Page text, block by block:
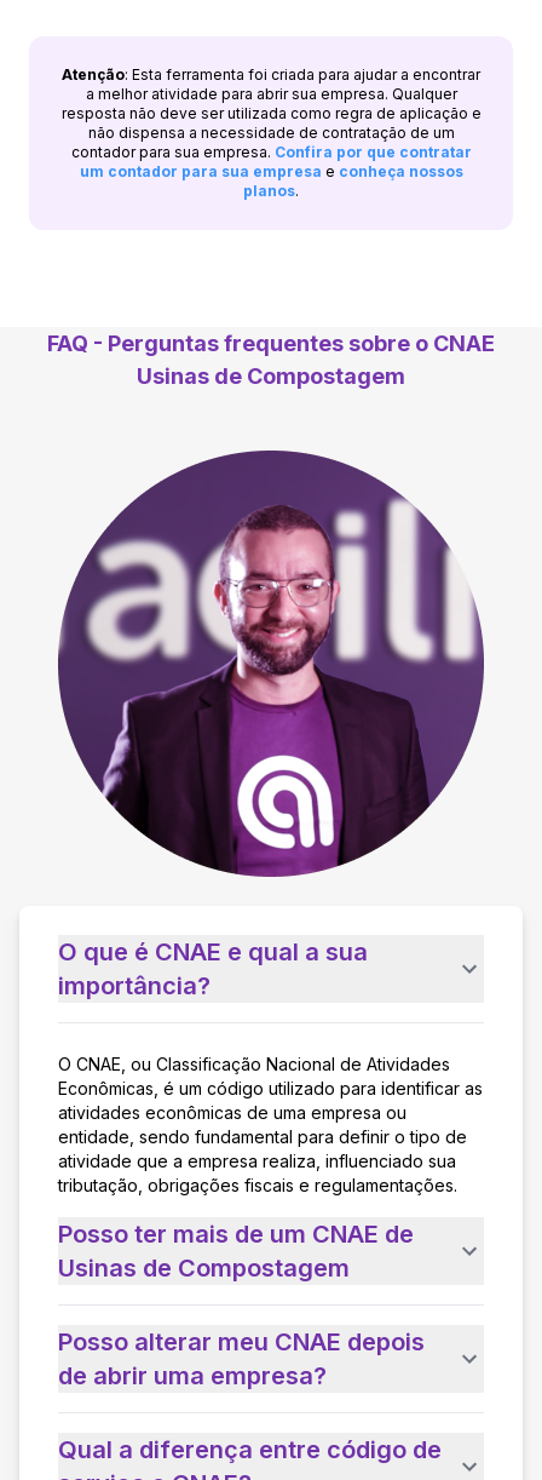
Atenção: Esta ferramenta foi criada para ajudar a encontrar
a melhor atividade para abrir sua empresa. Qualquer
resposta não deve ser utilizada como regra de aplicação e
não dispensa a necessidade de contratação de um
contador para sua empresa. Confira por que contratar
um contador para sua empresa e conheça nossos
planos.
FAQ - Perguntas frequentes sobre o CNAE
Usinas de Compostagem
O que é CNAE e qual a sua
importância?
O CNAE, ou Classificação Nacional de Atividades
Econômicas, é um código utilizado para identificar as
atividades econômicas de uma empresa ou
entidade, sendo fundamental para definir o tipo de
atividade que a empresa realiza, influenciado sua
tributação, obrigações fiscais e regulamentações.
Posso ter mais de um CNAE de
Usinas de Compostagem
Posso alterar meu CNAE depois
de abrir uma empresa?
Qual a diferença entre código de